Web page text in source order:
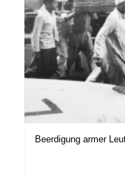
Beerdigung armer